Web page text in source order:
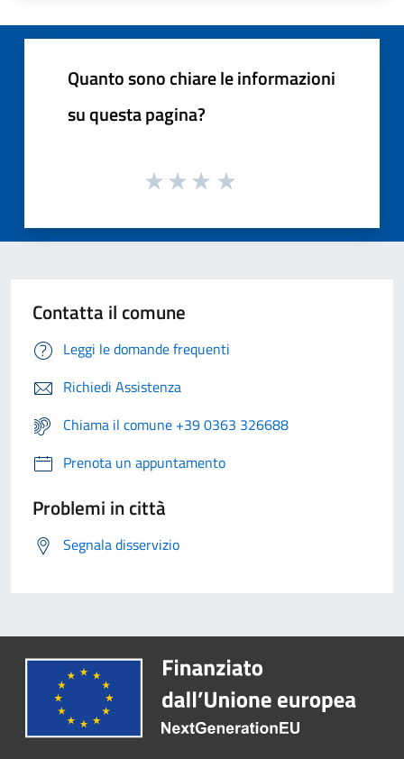
Quanto sono chiare le informazioni
su questa pagina?
Contatta il comune
Leggi le domande frequenti
Richiedi Assistenza
Chiama il comune +39 0363 326688
Prenota un appuntamento
Problemi in città
Segnala disservizio